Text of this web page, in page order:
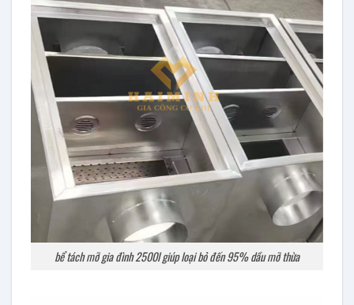
bể tách mỡ gia đình 2500l giúp loại bỏ đến 95% dầu mỡ thừa